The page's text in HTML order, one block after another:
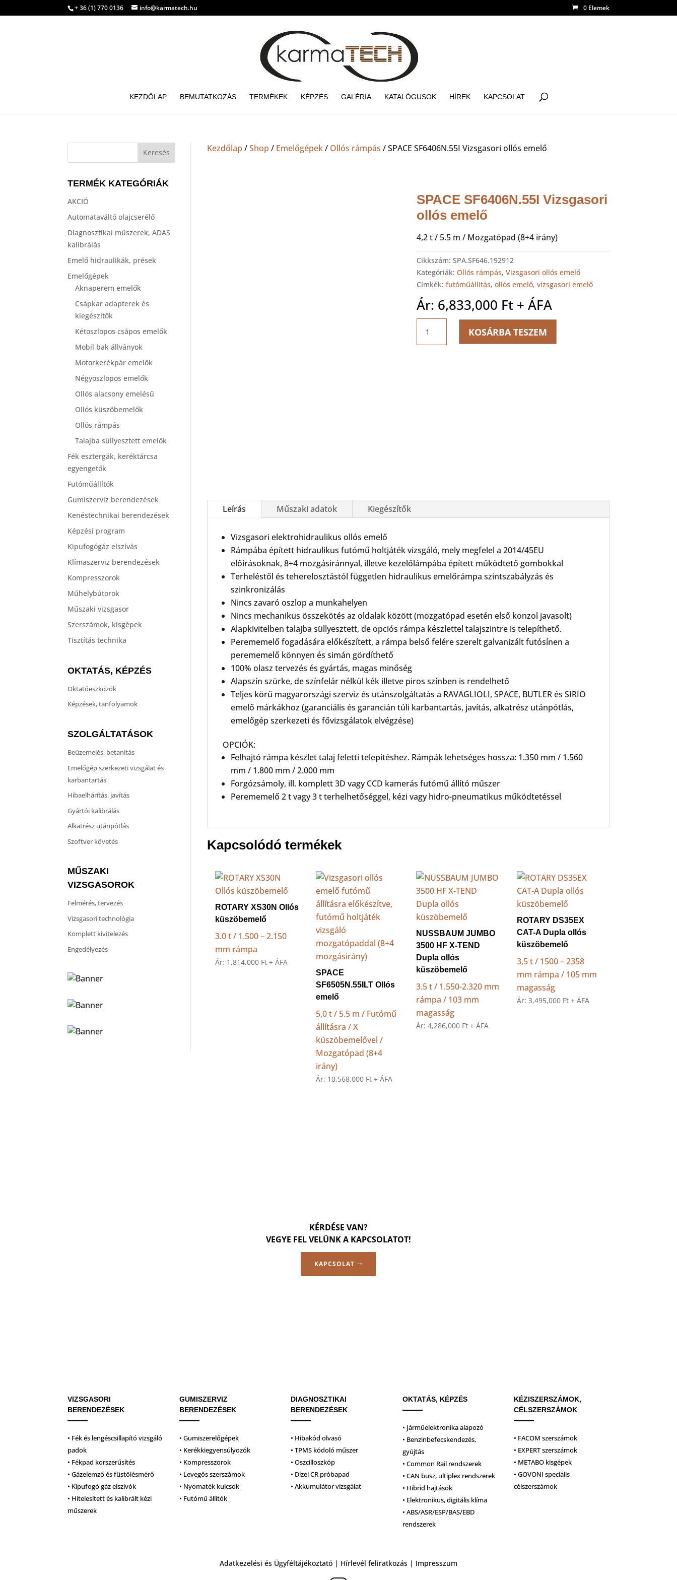
+ 36 (1) 770 0136 info@karmatech.hu 0 Elemek
KEZDŐLAP BEMUTATKOZÁS TERMÉKEK KÉPZÉS GALÉRIA KATALÓGUSOK HÍREK KAPCSOLAT
TERMÉK KATEGÓRIÁK
AKCIÓ
Automataváltó olajcserélő
Diagnosztikai műszerek, ADAS
kalibrálás
Emelő hidraulikák, prések
Emelőgépek
Aknaperem emelők
Csápkar adapterek és
kiegészítők
Kétoszlopos csápos emelők
Mobil bak állványok
Motorkerékpár emelők
Négyoszlopos emelők
Ollós alacsony emelésű
Ollós küszöbemelők
Ollós rámpás
Talajba süllyesztett emelők
Fék esztergák, keréktárcsa
egyengetők
Futóműállítók
Gumiszerviz berendezések
Kenéstechnikai berendezések
Képzési program
Kipufogógáz elszívás
Klímaszerviz berendezések
Kompresszorok
Műhelybútorok
Műszaki vizsgasor
Szerszámok, kisgépek
Tisztítás technika
OKTATÁS, KÉPZÉS
Oktatóeszközök
Képzések, tanfolyamok
SZOLGÁLTATÁSOK
Beüzemelés, betanítás
Emelőgép szerkezeti vizsgálat és
karbantartás
Hibaelhárítás, javítás
Gyártói kalibrálás
Alkatrész utánpótlás
Szoftver követés
MŰSZAKI
VIZSGASOROK
Felmérés, tervezés
Vizsgasori technológia
Komplett kivitelezés
Engedélyezés
Kezdőlap /Shop / Emelőgépek/ Ollós rámpás / SPACE SF6406N.55I Vizsgasori ollós emelő
SPACE SF6406N.55I Vizsgasori
ollós emelő
4,2 t / 5.5 m / Mozgatópad (8+4 irány)
Cikkszám: SPA.SF646.192912
Kategóriák: Ollós rámpás, Vizsgasori ollós emelő
Címkék: futóműállitás, ollós emelő, vizsgasori emelő
Ár: 6,833,000 Ft + ÁFA
SF6406N.55I
Vizsgasori
KOSÁRBA TESZEM
Leírás Műszaki adatok Kiegészítők
Vizsgasori elektrohidraulikus ollós emelő
Rámpába épített hidraulikus futómű holtjáték vizsgáló, mely megfelel a 2014/45EU
előírásoknak, 8+4 mozgásiránnyal, illetve kezelőlámpába épített működtető gombokkal
Terheléstől és teherelosztástól független hidraulikus emelőrámpa szintszabályzás és
szinkronizálás
Nincs zavaró oszlop a munkahelyen
Nincs mechanikus összekötés az oldalak között (mozgatópad esetén első konzol javasolt)
Alapkivitelben talajba süllyesztett, de opciós rámpa készlettel talajszintre is telepíthető.
Perememelő fogadására előkészített, a rámpa belső felére szerelt galvanizált futósínen a
perememelő könnyen és simán gördíthető
100% olasz tervezés és gyártás, magas minőség
Alapszín szürke, de színfelár nélkül kék illetve piros színben is rendelhető
Teljes körű magyarországi szerviz és utánszolgáltatás a RAVAGLIOLI, SPACE, BUTLER és SIRIO
emelő márkákhoz (garanciális és garancián túli karbantartás, javítás, alkatrész utánpótlás,
emelőgép szerkezeti és fővizsgálatok elvégzése)
OPCIÓK:
Felhajtó rámpa készlet talaj feletti telepítéshez. Rámpák lehetséges hossza: 1.350 mm / 1.560
mm / 1.800 mm / 2.000 mm
Forgózsámoly, ill. komplett 3D vagy CCD kamerás futómű állító műszer
Perememelő 2 t vagy 3 t terhelhetőséggel, kézi vagy hidro-pneumatikus működtetéssel
Kapcsolódó termékek
ROTARY XS30N Ollós
küszöbemelő
3.0 t / 1.500 – 2.150
mm rámpa
Ár: 1,814,000 Ft + ÁFA
SPACE
SF6505N.55ILT Ollós
emelő
5,0 t / 5.5 m / Futómű
állításra / X
küszöbemelővel /
Mozgatópad (8+4
irány)
Ár: 10,568,000 Ft + ÁFA
NUSSBAUM JUMBO
3500 HF X-TEND
Dupla ollós
küszöbemelő
3.5 t / 1.550-2.320 mm
rámpa / 103 mm
magasság
Ár:4,286,000 Ft + ÁFA
ROTARY DS35EX
CAT-A Dupla ollós
küszöbemelő
3,5 t / 1500 – 2358
mm rámpa / 105 mm
magasság
Ár: 3,495,000 Ft + ÁFA
KÉRDÉSE VAN?
VEGYE FEL VELÜNK A KAPCSOLATOT!
KAPCSOLAT
VIZSGASORI
BERENDEZÉSEK
• Fék és lengéscsillapító vizsgáló
padok
• Fékpad korszerűsítés
• Gázelemző és füstölésmérő
• Kipufogó gáz elszívók
• Hitelesített és kalibrált kézi
műszerek
GUMISZERVIZ
BERENDEZÉSEK
• Gumiszerelőgépek
• Kerékkiegyensúlyozók
• Kompresszorok
• Levegős szerszámok
• Nyomaték kulcsok
• Futómű állítók
DIAGNOSZTIKAI
BERENDEZÉSEK
• Hibakód olvasó
• TPMS kódoló műszer
• Oszcilloszkóp
• Dízel CR próbapad
• Akkumulátor vizsgálat
OKTATÁS, KÉPZÉS
• Járműelektronika alapozó
• Benzinbefecskendezés,
gyújtás
• Common Rail rendszerek
• CAN busz, ultiplex rendszerek
• Hibrid hajtások
• Elektronikus, digitális klíma
• ABS/ASR/ESP/BAS/EBD
rendszerek
KÉZISZERSZÁMOK,
CÉLSZERSZÁMOK
• FACOM szerszámok
• EXPERT szerszámok
• METABO kisgépek
• GOVONI speciális
célszerszámok
Adatkezelési és Ügyféltájékoztató | Hírlevél feliratkozás | Impresszum